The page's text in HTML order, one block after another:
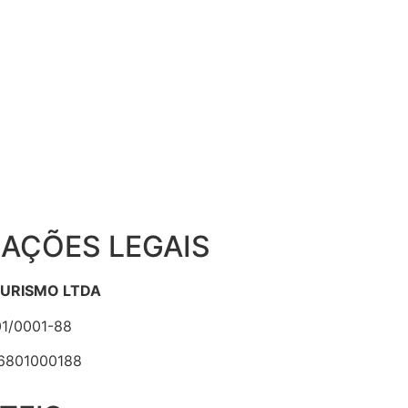
LEGAIS
LTDA
0001-88